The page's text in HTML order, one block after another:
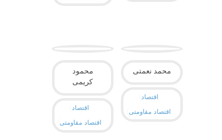
محمد نعمتی
اقتصاد
اقتصاد مقاومتی
محمود
کریمی
اقتصاد
اقتصاد مقاومتی